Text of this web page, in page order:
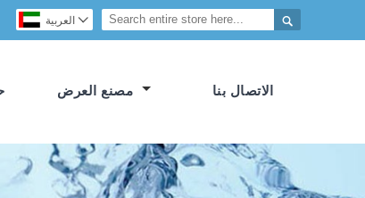
 العربية 
الاتصال بنا